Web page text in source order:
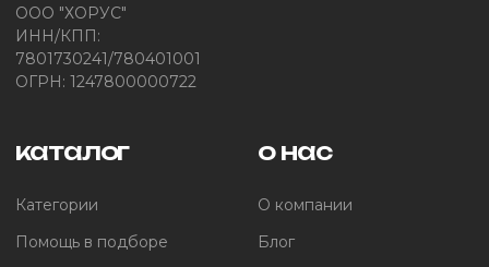
ООО "ХОРУС"
ИНН/КПП:
7801730241/780401001
ОГРН: 1247800000722
каталог
Категории
Помощь в подборе
о нас
О компании
Блог